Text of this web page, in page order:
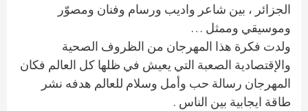
الجزائر ، بين شاعر واديب ورسام وفنان ومصوّر
وموسيقي وممثل …
ولدت فكرة هذا المهرجان من الظروف الصحية
والإقتصادية الصعبة التي يعيش في ظلها كل العالم فكان
المهرجان رسالة حب وأمل وسلام للعالم هدفه نشر
طاقة ايجابية بين الناس .